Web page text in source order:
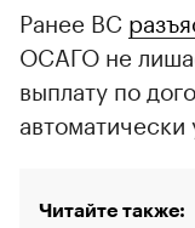
Ранее ВС
ОСАГО не
выплату по
Читайте также: